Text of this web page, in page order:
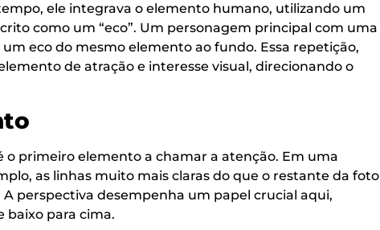
ele integrava o elemento humano, utilizando um
como um “eco”. Um personagem principal com uma
eco do mesmo elemento ao fundo. Essa repetição,
de atração e interesse visual, direcionando o
o primeiro elemento a chamar a atenção. Em uma
as linhas muito mais claras do que o restante da foto
perspectiva desempenha um papel crucial aqui,
baixo para cima.